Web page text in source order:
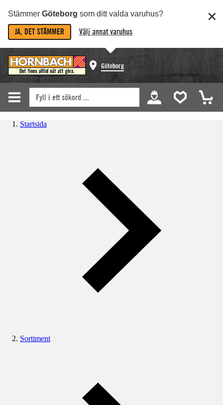
Stämmer Göteborg som ditt valda varuhus?
JA, DET STÄMMER Välj annat varuhus
Göteborg
Startsida
Sortiment